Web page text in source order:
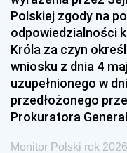
1990
1987
1984
1981
1978
1975
Polskiej zgody na
odpowiedzialności
Króla za czyn
wniosku z dnia 4
uzupełnionego w
przedłożonego
Prokuratora
Monitor Polski rok